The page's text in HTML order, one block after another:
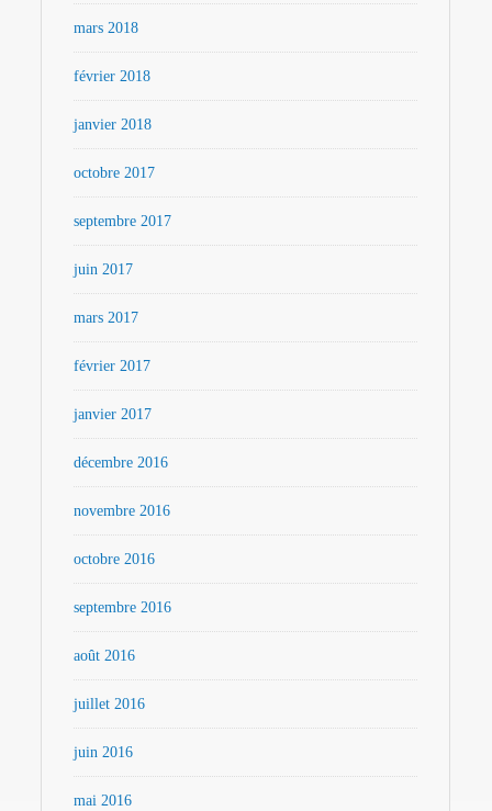
mars 2018
février 2018
janvier 2018
octobre 2017
septembre 2017
juin 2017
mars 2017
février 2017
janvier 2017
décembre 2016
novembre 2016
octobre 2016
septembre 2016
août 2016
juillet 2016
juin 2016
mai 2016